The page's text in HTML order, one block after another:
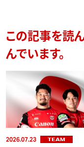
この記事を読
んでいます。
2026.07.23 TEAM